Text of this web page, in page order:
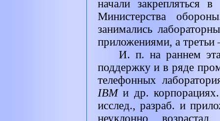
начали закрепляться
Министерства
занимались
приложениями, а
И. п. на раннем
поддержку и в ряде
телефонных
IBMи др.
исслед., разраб. и
неуклонно